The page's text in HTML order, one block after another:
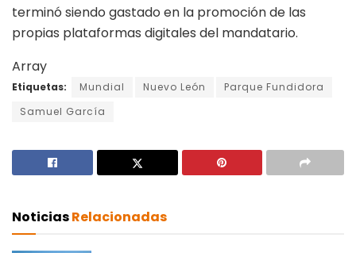
terminó siendo gastado en la promoción de las
propias plataformas digitales del mandatario.
Array
Etiquetas: Mundial Nuevo León
Parque Fundidora
Samuel García
NoticiasRelacionadas